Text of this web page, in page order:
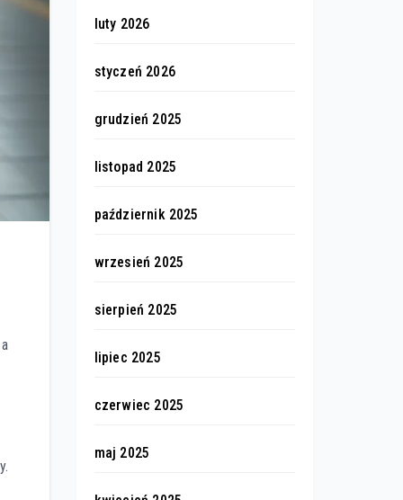
luty 2026
styczeń 2026
grudzień 2025
listopad 2025
październik 2025
wrzesień 2025
sierpień 2025
lipiec 2025
czerwiec 2025
maj 2025